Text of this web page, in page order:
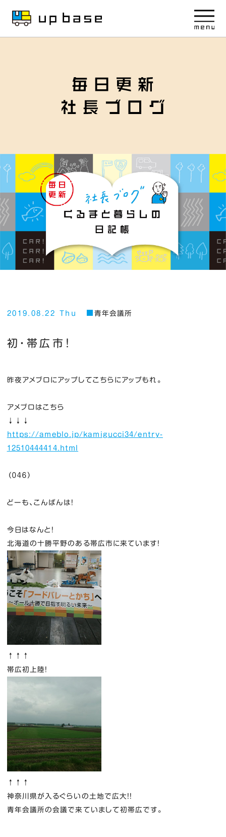
2019.08.22 Thu 青年会議所
初・帯広市！
昨夜アメブロにアップしてこちらにアップもれ。
アメブロはこちら
↓↓↓
https://ameblo.jp/kamigucci34/entry-
12510444414.html
（０４６）
どーも、こんばんは！
今日はなんと！
北海道の十勝平野のある帯広市に来ています！
↑↑↑
帯広初上陸！
↑↑↑
神奈川県が入るぐらいの土地で広大！！
青年会議所の会議で来ていまして初帯広です。